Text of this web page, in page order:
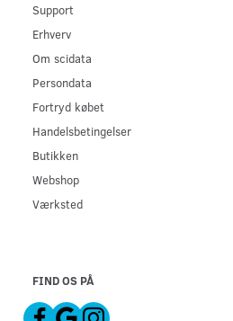
Support
Erhverv
Om scidata
Persondata
Fortryd købet
Handelsbetingelser
Butikken
Webshop
Værksted
FIND OS PÅ